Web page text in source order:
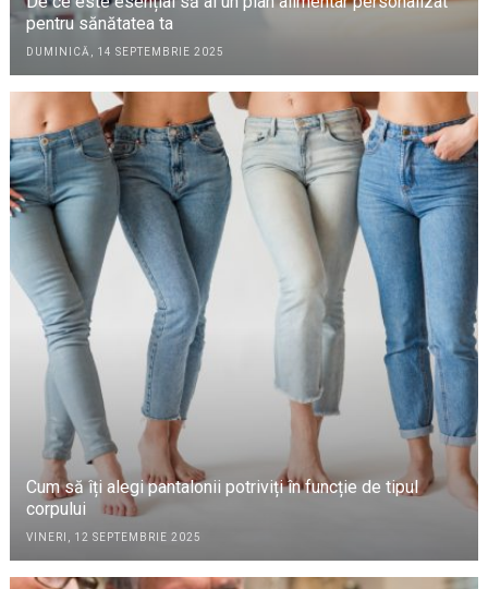
pentru sănătatea ta
DUMINICĂ, 14 SEPTEMBRIE 2025
Cum să îți alegi pantalonii potriviți în funcție de tipul
corpului
VINERI, 12 SEPTEMBRIE 2025